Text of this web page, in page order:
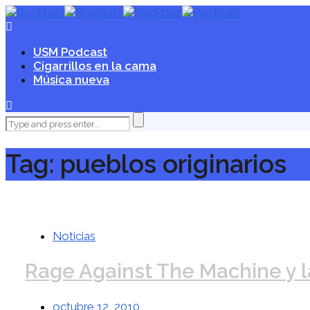
USM Podcast
Cigarrillos en la cama
Música nueva
Tag: pueblos originarios
Noticias
Rage Against The Machine y
octubre 12, 2010